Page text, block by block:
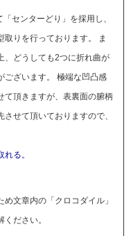
センターどり」を採用し、
りを行っております。 ま
、どうしても2つに折れ曲が
ございます。 極端な凹凸感
て頂きますが、表裏面の腑柄
せて頂いておりますので、
る。
文章内の「クロコダイル」
ださい。